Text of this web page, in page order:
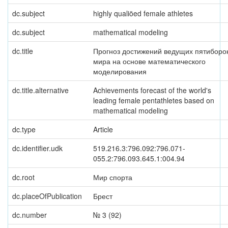
dc.subject
highly qualiöed female athletes
dc.subject
mathematical modeling
dc.title
Прогноз достижений ведущих
мира на основе математического
моделирования
dc.title.alternative
Achievements forecast of the world's
leading female pentathletes based on
mathematical modeling
dc.type
Article
dc.identifier.udk
519.216.3:796.092:796.071-
055.2:796.093.645.1:004.94
dc.root
Мир спорта
dc.placeOfPublication
Брест
dc.number
№ 3 (92)